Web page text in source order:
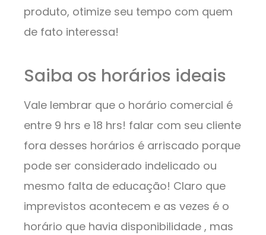
produto, otimize seu tempo com quem
de fato interessa!
Saiba os horários ideais
Vale lembrar que o horário comercial é
entre 9 hrs e 18 hrs! falar com seu cliente
fora desses horários é arriscado porque
pode ser considerado indelicado ou
mesmo falta de educação! Claro que
imprevistos acontecem e as vezes é o
horário que havia disponibilidade , mas